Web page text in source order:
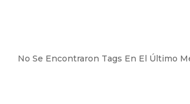
No Se Encontraron Tags En El Último